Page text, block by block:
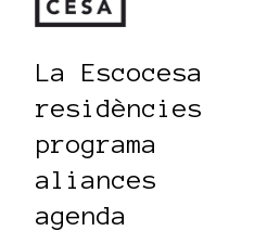
La Escocesa
residències
programa
aliances
agenda